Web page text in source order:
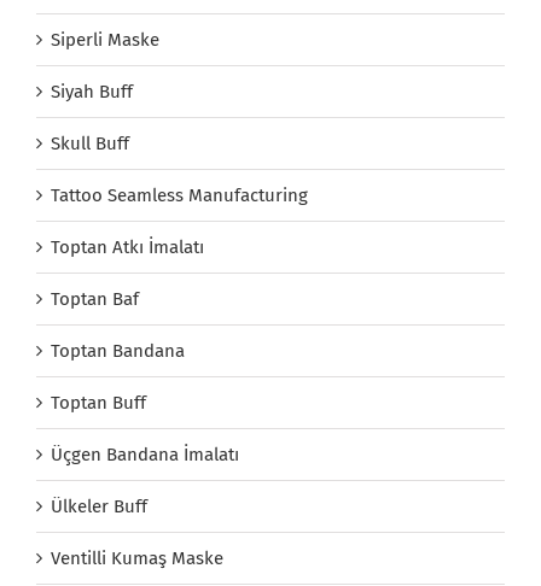
Siperli Maske
Siyah Buff
Skull Buff
Tattoo Seamless Manufacturing
Toptan Atkı İmalatı
Toptan Baf
Toptan Bandana
Toptan Buff
Üçgen Bandana İmalatı
Ülkeler Buff
Ventilli Kumaş Maske